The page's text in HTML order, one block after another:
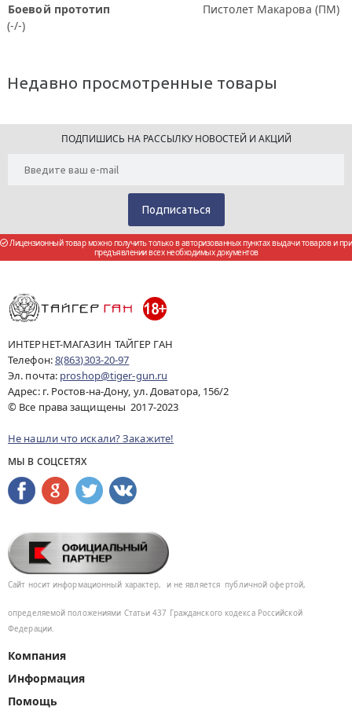
Боевой прототип
Пистолет Макарова (ПМ)
(-/-)
Недавно просмотренные товары
ПОДПИШИСЬ НА РАССЫЛКУ НОВОСТЕЙ И АКЦИЙ
Лицензионный товар можно получить только в авторизованных пунктах выдачи товаров и при
предъявлении всех необходимых документов
ИНТЕРНЕТ-МАГАЗИН ТАЙГЕР ГАН
Телефон:8(863)303-20-97
Эл. почта: proshop@tiger-gun.ru
Адрес: г. Ростов-на-Дону, ул. Доватора, 156/2
© Все права защищены 2017-2023
Не нашли что искали? Закажите!
МЫ В СОЦСЕТЯХ
Сайт носит информационный характер, и не является публичной офертой,
определяемой положениями Статьи 437 Гражданского кодекса Российской
Федерации.
Компания
Информация
Помощь